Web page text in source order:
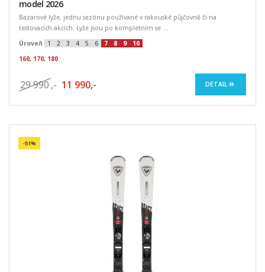
model 2026
Bazarové lyže, jednu sezónu používané v rakouské půjčovně či na
testovacích akcích. Lyže jsou po kompletním se ...
Úroveň
1 2 3 4 5 6 7 8 9
10
160, 170, 180
29 990 ,- 11 990,- DETAIL
-51%